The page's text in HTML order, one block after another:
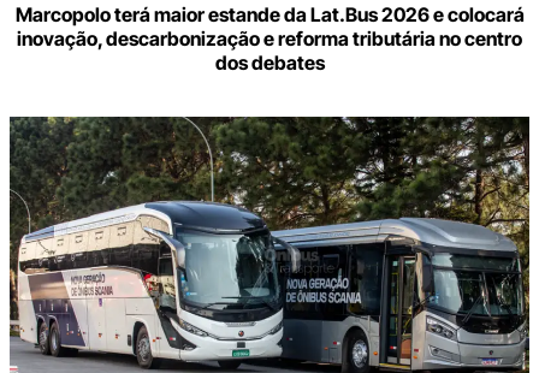
Marcopolo terá maior estande da Lat.Bus 2026 e colocará
inovação, descarbonização e reforma tributária no centro
dos debates